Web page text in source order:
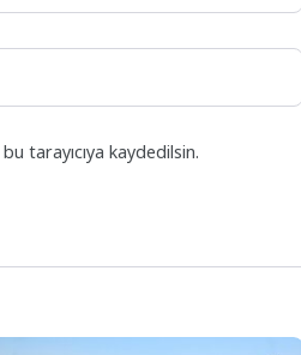
tarayıcıya kaydedilsin.